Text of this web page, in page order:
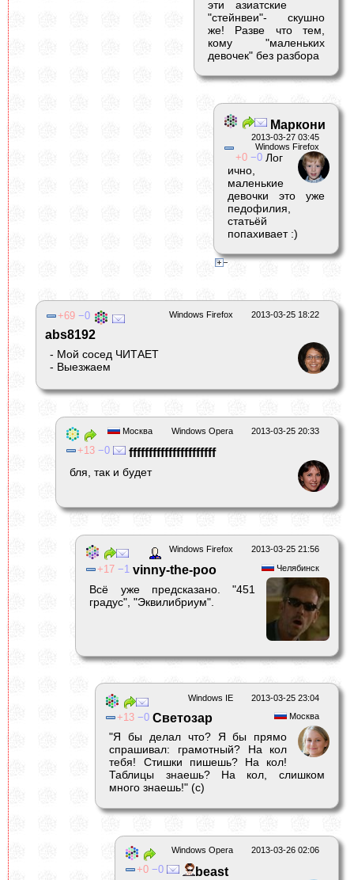
эти азиатские
"стейнвеи"- скушно
же! Разве что тем,
кому "маленьких
девочек" без разбора
2013-03-27 03:45
Windows Firefox
0 0
Маркони
Лог
ично,
маленькие
девочки это уже
педофилия,
статьёй
попахивает :)
2013-03-25 18:22
Windows Firefox
69 0
abs8192
- Мой сосед ЧИТАЕТ
- Выезжаем
2013-03-25 20:33
Windows Opera
Москва
13 0 ffffffffffffffffffffff
бля, так и будет
2013-03-25 21:56
Windows Firefox
Челябинск
17 1 vinny-the-poo
Всё уже предсказано. "451
градус", "Эквилибриум".
2013-03-25 23:04
Windows IE
Москва
13 0 Светозар
"Я бы делал что? Я бы прямо
спрашивал: грамотный? На кол
тебя! Стишки пишешь? На кол!
Таблицы знаешь? На кол, слишком
много знаешь!" (с)
2013-03-26 02:06
Windows Opera
0 0 beast